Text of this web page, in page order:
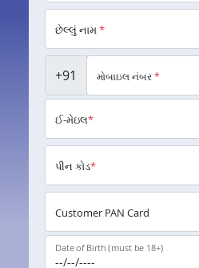
છેલ્લું નામ*
+91 મોબાઇલ નંબર*
ઈ-મેઇલ*
પીન કોડ*
Customer PAN Card
Date of Birth (must be 18+)